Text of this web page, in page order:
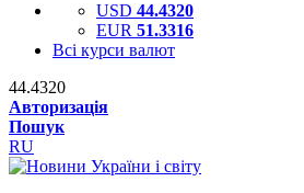
USD 44.4320
EUR 51.3316
Всі курси валют
44.4320
Авторизація
Пошук
RU